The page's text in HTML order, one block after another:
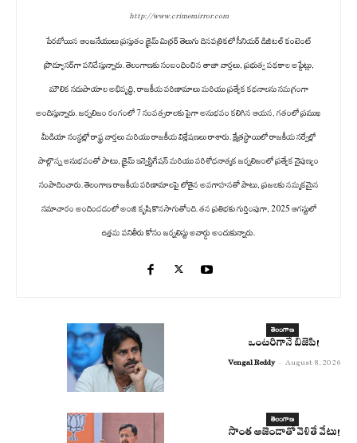
http://www.crimemirror.com
పేరబోయిన ఆంజనేయులు ప్రస్తుతం క్రైమ్ మిర్రర్ తెలుగు దినపత్రికలో సీనియర్ డిజిటల్ కంటెంట్
ప్రొడ్యూసర్‌గా పనిచేస్తున్నారు. తెలంగాణకు సంబంధించిన తాజా వార్తలు, ప్రభుత్వ పథకాల అప్డేట్లు,
మౌలిక సదుపాయాల అభివృద్ధి, రాజకీయ పరిణామాలు మరియు ప్రత్యేక కథనాలను సమగ్రంగా
అందిస్తున్నారు. జర్నలిజం రంగంలో 7 సంవత్సరాలకు పైగా అనుభవం కలిగిన ఆయన, గతంలో ప్రముఖ
మీడియా సంస్థల్లో రాష్ట్ర వార్తలు మరియు రాజకీయ విశ్లేషణలు రాశారు. క్షేత్రస్థాయిలో రాజకీయ సర్వేల్లో
పాల్గొన్న అనుభవంతో పాటు, క్రైమ్ ఇన్వెస్టిగేషన్ మరియు పరిశోధనాత్మక జర్నలిజంలో ప్రత్యేక నైపుణ్యం
సంపాదించారు. తెలంగాణ రాజకీయ పరిణామాలపై లోతైన అవగాహనతో పాటు, ప్రజలకు నమ్మకమైన
సమాచారం అందించడంలో అంజి కృషి కొనసాగుతోంది. తన ప్రతిభకు గుర్తింపుగా, 2025 ఆగస్టులో
ఉత్తమ పనితీరు కోసం జర్నలిస్టు అవార్డు అందుకున్నారు.
తెలంగాణ
ఒంటరిగానే బిజెపి!
Vengal Reddy - August 8, 2026
తెలంగాణ
సొంత అజెండాతో వెళితే వేటు!